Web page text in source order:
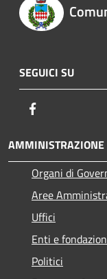
SEGUICI SU
AMMINISTRAZIONE
Organi di
Aree
Uffici
Enti e
Politici